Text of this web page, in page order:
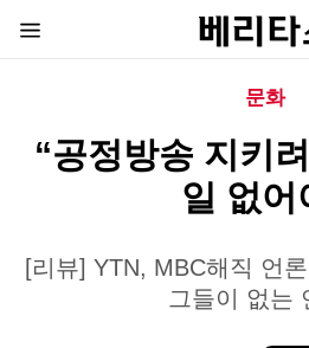
문화
“공정방송 지키
일 없어
[리뷰] YTN, MBC해직 언
그들이 없는